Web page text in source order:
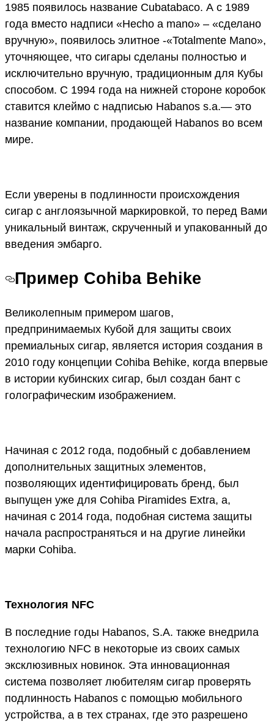
1985 появилось название Cubatabaco. А с 1989
года вместо надписи «Hecho a mano» – «сделано
вручную», появилось элитное -«Totalmente Mano»,
уточняющее, что сигары сделаны полностью и
исключительно вручную, традиционным для Кубы
способом. С 1994 года на нижней стороне коробок
ставится клеймо с надписью Habanos s.a.— это
название компании, продающей Habanos во всем
мире.
Если уверены в подлинности происхождения
сигар с англоязычной маркировкой, то перед Вами
уникальный винтаж, скрученный и упакованный до
введения эмбарго.
Пример Cohiba Behike
Великолепным примером шагов,
предпринимаемых Кубой для защиты своих
премиальных сигар, является история создания в
2010 году концепции Cohiba Behike, когда впервые
в истории кубинских сигар, был создан бант с
голографическим изображением.
Начиная с 2012 года, подобный с добавлением
дополнительных защитных элементов,
позволяющих идентифицировать бренд, был
выпущен уже для Cohiba Piramides Extra, а,
начиная с 2014 года, подобная система защиты
начала распространяться и на другие линейки
марки Cohiba.
Технология NFC
В последние годы Habanos, S.A. также внедрила
технологию NFC в некоторые из своих самых
эксклюзивных новинок. Эта инновационная
система позволяет любителям сигар проверять
подлинность Habanos с помощью мобильного
устройства, а в тех странах, где это разрешено